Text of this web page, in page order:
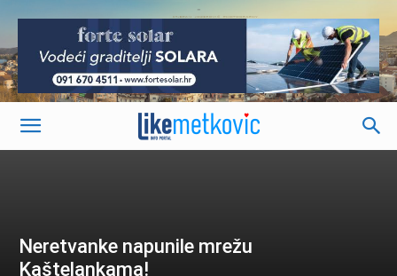
-
Neretvanke napunile mrežu
Kaštelankama!